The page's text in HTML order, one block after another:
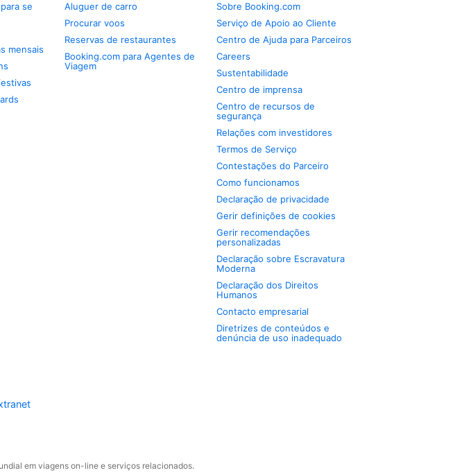
se
mensais
Aluguer de carro
Procurar voos
Reservas de restaurantes
Booking.com para Agentes de
Viagem
Sobre Booking.com
Serviço de Apoio ao Cliente
Centro de Ajuda para Parceiros
Careers
Sustentabilidade
Centro de imprensa
Centro de recursos de
segurança
Relações com investidores
Termos de Serviço
Contestações do Parceiro
Como funcionamos
Declaração de privacidade
Gerir definições de cookies
Gerir recomendações
personalizadas
Declaração sobre Escravatura
Moderna
Declaração dos Direitos
Humanos
Contacto empresarial
Diretrizes de conteúdos e
denúncia de uso inadequado
em viagens on-line e serviços relacionados.